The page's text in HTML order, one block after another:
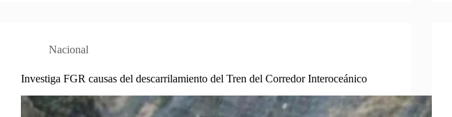
Nacional
Investiga FGR causas del descarrilamiento del Tren del Corredor Interoceánico